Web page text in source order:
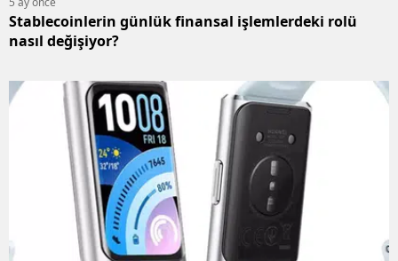
Stablecoinlerin günlük finansal işlemlerdeki rolü
nasıl değişiyor?